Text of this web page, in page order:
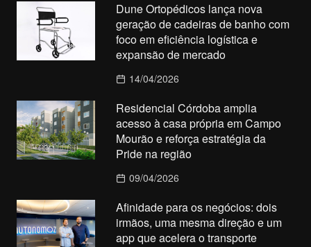
Dune Ortopédicos lança nova
geração de cadeiras de banho com
foco em eficiência logística e
expansão de mercado
14/04/2026
Residencial Córdoba amplia
acesso à casa própria em Campo
Mourão e reforça estratégia da
Pride na região
09/04/2026
Afinidade para os negócios: dois
irmãos, uma mesma direção e um
app que acelera o transporte